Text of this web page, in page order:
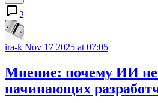
2
ira-k Nov 17 2025 at 07:05
Мнение: почему ИИ не
начинающих